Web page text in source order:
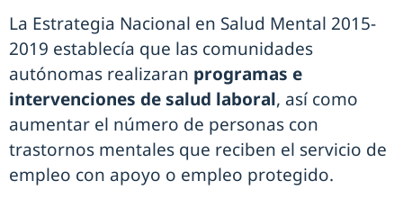
La Estrategia Nacional en Salud Mental 2015-
2019 establecía que las comunidades
autónomas realizaran programas e
intervenciones de salud laboral, así como
aumentar el número de personas con
trastornos mentales que reciben el servicio de
empleo con apoyo o empleo protegido.